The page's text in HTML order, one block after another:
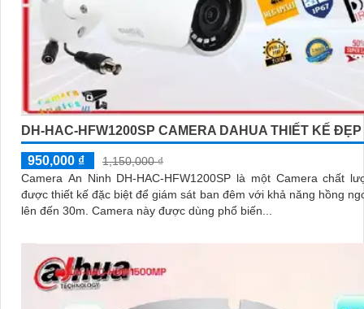
DH-HAC-HFW1200SP CAMERA DAHUA THIẾT KẾ ĐẸP
950,000 ₫
1,150,000 ₫
Camera An Ninh DH-HAC-HFW1200SP là một Camera chất
được thiết kế đặc biệt để giám sát ban đêm với khả năng hồng
lên đến 30m. Camera này được dùng phổ biến...